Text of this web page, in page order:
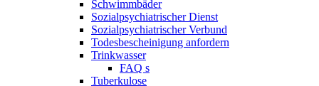
Schwimmbäder
Sozialpsychiatrischer Dienst
Sozialpsychiatrischer Verbund
Todesbescheinigung anfordern
Trinkwasser
FAQ s
Tuberkulose